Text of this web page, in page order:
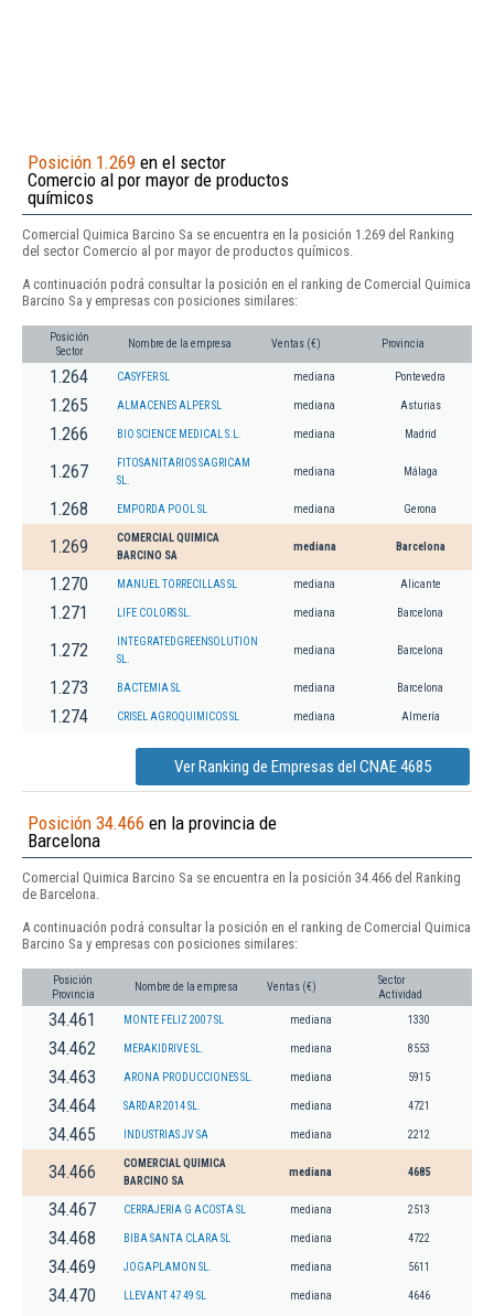
Posición 1.269 en el sector
Comercio al por mayor de productos
químicos
Comercial Quimica Barcino Sa se encuentra en la posición 1.269 del Ranking
del sector Comercio al por mayor de productos químicos.
A continuación podrá consultar la posición en el ranking de Comercial Quimica
Barcino Sa y empresas con posiciones similares:
Posición
Sector
Nombre de la empresa Ventas (€) Provincia
1.264 CASYFER SL mediana Pontevedra
1.265 ALMACENES ALPER SL mediana Asturias
1.266 BIO SCIENCE MEDICAL S.L. mediana Madrid
1.267
FITOSANITARIOS SAGRICAM
SL.
mediana Málaga
1.268 EMPORDA POOL SL mediana Gerona
1.269
COMERCIAL QUIMICA
BARCINO SA
mediana Barcelona
1.270 MANUEL TORRECILLAS SL mediana Alicante
1.271 LIFE COLORS SL. mediana Barcelona
1.272
INTEGRATEDGREENSOLUTION
SL.
mediana Barcelona
1.273 BACTEMIA SL mediana Barcelona
1.274 CRISEL AGROQUIMICOS SL mediana Almería
Ver Ranking de Empresas del CNAE 4685
Posición 34.466 en la provincia de
Barcelona
Comercial Quimica Barcino Sa se encuentra en la posición 34.466 del Ranking
de Barcelona.
A continuación podrá consultar la posición en el ranking de Comercial Quimica
Barcino Sa y empresas con posiciones similares:
Posición
Provincia
Nombre de la empresa Ventas (€)
Sector
Actividad
34.461 MONTE FELIZ 2007 SL mediana 1330
34.462 MERAKIDRIVE SL. mediana 8553
34.463 ARONA PRODUCCIONES SL. mediana 5915
34.464 SARDAR 2014 SL. mediana 4721
34.465 INDUSTRIAS JV SA mediana 2212
34.466
COMERCIAL QUIMICA
BARCINO SA
mediana 4685
34.467 CERRAJERIA G ACOSTA SL mediana 2513
34.468 BIBA SANTA CLARA SL mediana 4722
34.469 JOGAPLAMON SL. mediana 5611
34.470 LLEVANT 47 49 SL mediana 4646